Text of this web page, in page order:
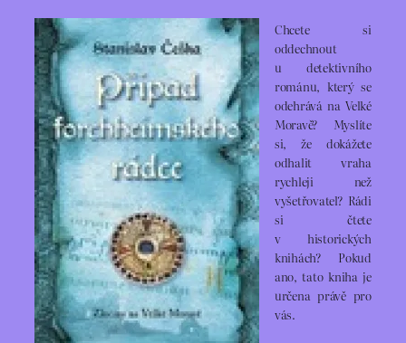
Chcete si
oddechnout
u detektivního
románu, který se
odehrává na Velké
Moravě? Myslíte
si, že dokážete
odhalit vraha
rychleji než
vyšetřovatel? Rádi
si čtete
v historických
knihách? Pokud
ano, tato kniha je
určena právě pro
vás.